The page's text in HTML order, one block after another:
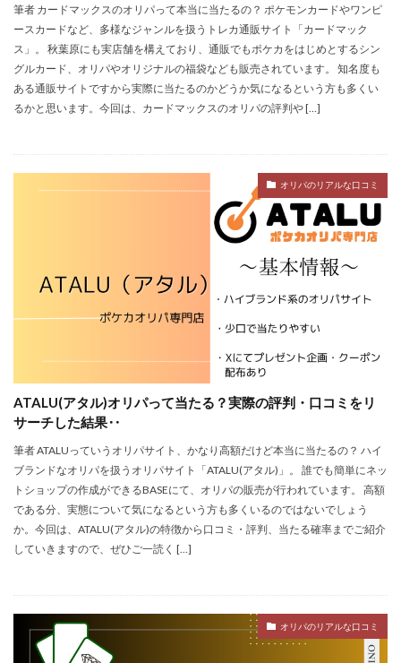
筆者 カードマックスのオリパって本当に当たるの？ ポケモンカードやワンピ
ースカードなど、多様なジャンルを扱うトレカ通販サイト「カードマック
ス」。 秋葉原にも実店舗を構えており、通販でもポケカをはじめとするシン
グルカード、オリパやオリジナルの福袋なども販売されています。 知名度も
ある通販サイトですから実際に当たるのかどうか気になるという方も多くい
るかと思います。今回は、カードマックスのオリパの評判や […]
オリパのリアルな口コミ
ATALU(アタル)オリパって当たる？実際の評判・口コミをリ
サーチした結果‥
筆者 ATALUっていうオリパサイト、かなり高額だけど本当に当たるの？ ハイ
ブランドなオリパを扱うオリパサイト「ATALU(アタル)」。 誰でも簡単にネッ
トショップの作成ができるBASEにて、オリパの販売が行われています。 高額
である分、実態について気になるという方も多くいるのではないでしょう
か。今回は、ATALU(アタル)の特徴から口コミ・評判、当たる確率までご紹介
していきますので、ぜひご一読く […]
オリパのリアルな口コミ